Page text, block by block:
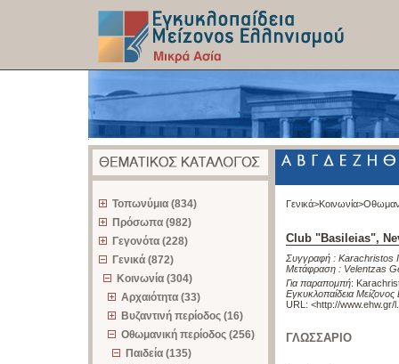
Τοπωνύμια (834)
Πρόσωπα (982)
Γεγονότα (228)
Γενικά (872)
Κοινωνία (304)
Αρχαιότητα (33)
Βυζαντινή περίοδος (16)
Οθωμανική περίοδος (256)
Παιδεία (135)
Γενικά>Κοινωνία>
Club "Basileias",
Συγγραφή : Karachristos
Μετάφραση : Velentzas
Για παραπομπή:
Εγκυκλοπαίδεια
URL: <http://www.ehw.gr/
ΓΛΩΣΣΑΡΙΟ